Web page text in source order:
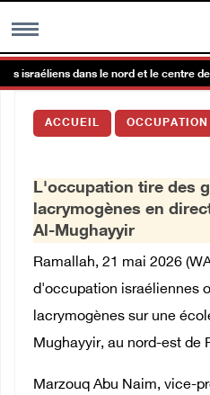
MENU
Galerie d’images
Centre palestinien
العربية
English
dans le nord et le centre de la
ACCUEIL OCCUPATION
L'occupation tire des
lacrymogènes en
Al-Mughayyir
Ramallah, 21 mai 2026
d'occupation israéliennes
lacrymogènes sur une
Mughayyir, au nord-est de
Marzouq Abu Naim, vice-